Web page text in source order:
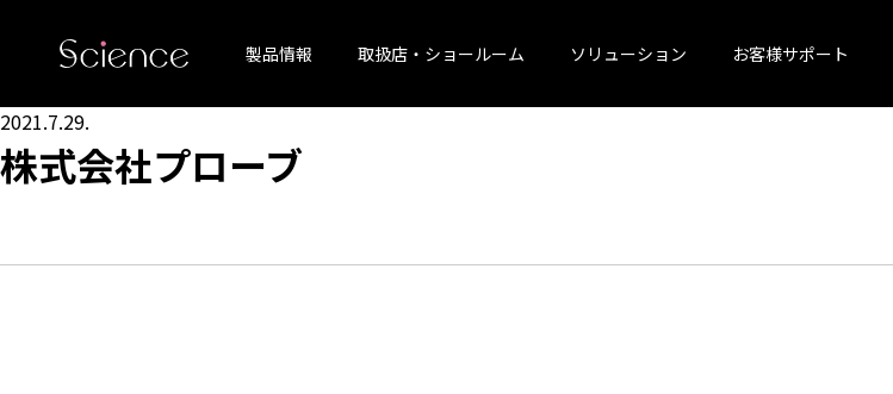
製品情報 取扱店・ショールーム ソリューション お客様サポート
2021.7.29.
株式会社プローブ